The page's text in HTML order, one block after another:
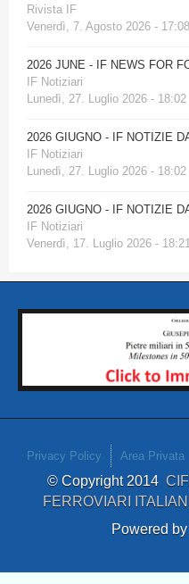
Rivista IF
Venerdì, 7. Agosto 2026 - 17:08
2026 JUNE - IF NEWS FOR
IF Notiziari
Lunedì, 27. Luglio 2026 - 18:02
2026 GIUGNO - IF NOTIZIE
IF Notiziari
Lunedì, 27. Luglio 2026 - 18:02
2026 GIUGNO - IF NOTIZIE
IF Notiziari
Venerdì, 17. Luglio 2026 -
Privacy Policy Area Privata
© Copyright 2014
FERROVIARI
Powered by